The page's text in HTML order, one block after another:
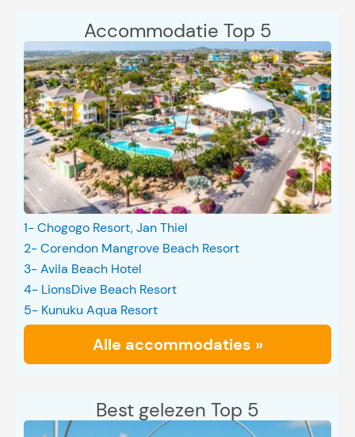
Accommodatie Top 5
1- Chogogo Resort, Jan Thiel
2- Corendon Mangrove Beach Resort
3- Avila Beach Hotel
4- LionsDive Beach Resort
5- Kunuku Aqua Resort
Alle accommodaties »
Best gelezen Top 5